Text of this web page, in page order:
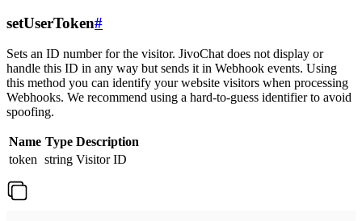
setUserToken#
Sets an ID number for the visitor. JivoChat does not display or
handle this ID in any way but sends it in Webhook events. Using
this method you can identify your website visitors when processing
Webhooks. We recommend using a hard-to-guess identifier to avoid
spoofing.
Name Type Description
token string Visitor ID